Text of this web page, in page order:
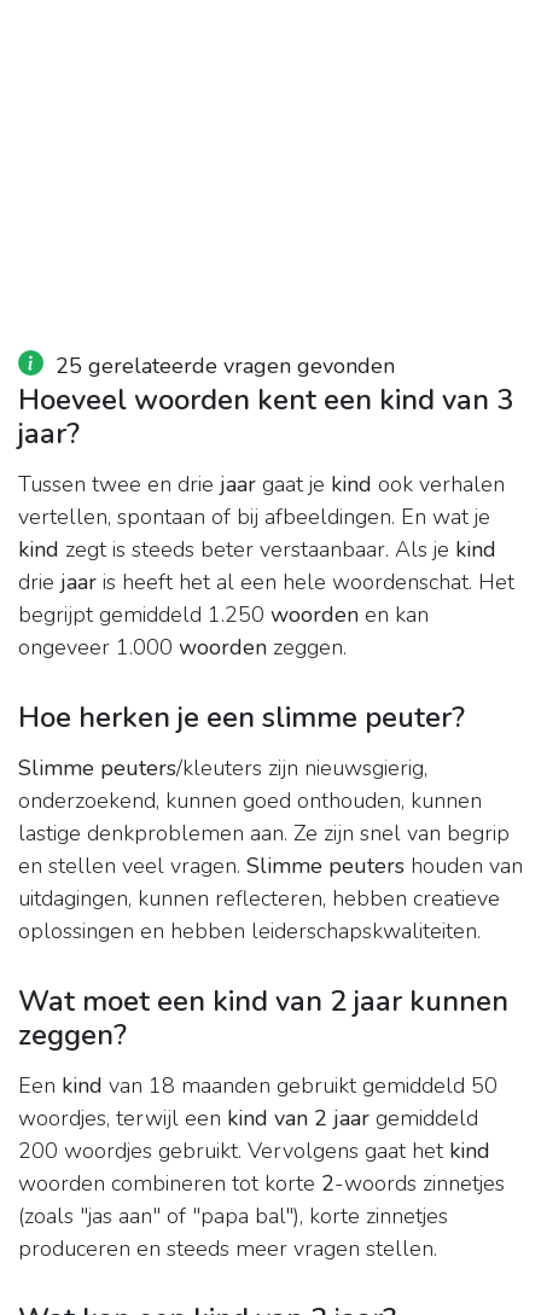
25 gerelateerde vragen gevonden
Hoeveel woorden kent een kind van 3
jaar?
Tussen twee en drie jaar gaat je kind ook verhalen
vertellen, spontaan of bij afbeeldingen. En wat je
kind zegt is steeds beter verstaanbaar. Als je kind
drie jaar is heeft het al een hele woordenschat. Het
begrijpt gemiddeld 1.250 woorden en kan
ongeveer 1.000 woorden zeggen.
Hoe herken je een slimme peuter?
Slimme peuters/kleuters zijn nieuwsgierig,
onderzoekend, kunnen goed onthouden, kunnen
lastige denkproblemen aan. Ze zijn snel van begrip
en stellen veel vragen. Slimme peuters houden van
uitdagingen, kunnen reflecteren, hebben creatieve
oplossingen en hebben leiderschapskwaliteiten.
Wat moet een kind van 2 jaar kunnen
zeggen?
Een kind van 18 maanden gebruikt gemiddeld 50
woordjes, terwijl een kind van 2 jaar gemiddeld
200 woordjes gebruikt. Vervolgens gaat het kind
woorden combineren tot korte 2-woords zinnetjes
(zoals "jas aan" of "papa bal"), korte zinnetjes
produceren en steeds meer vragen stellen.